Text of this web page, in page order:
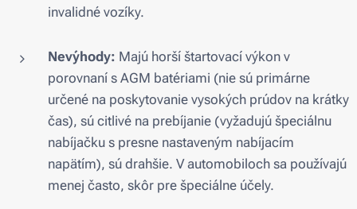
invalidné vozíky.
Nevýhody: Majú horší štartovací výkon v
porovnaní s AGM batériami (nie sú primárne
určené na poskytovanie vysokých prúdov na krátky
čas), sú citlivé na prebíjanie (vyžadujú špeciálnu
nabíjačku s presne nastaveným nabíjacím
napätím), sú drahšie. V automobiloch sa používajú
menej často, skôr pre špeciálne účely.